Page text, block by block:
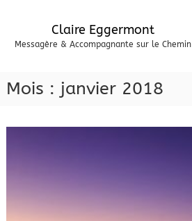
Claire Eggermont
Messagère & Accompagnante sur le Chemin
Mois : janvier 2018